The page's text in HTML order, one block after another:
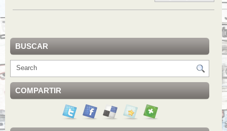
BUSCAR
COMPARTIR